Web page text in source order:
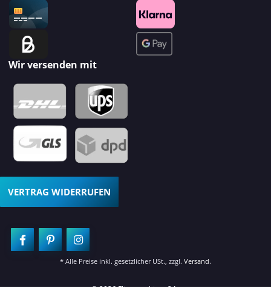
Wir versenden mit
VERTRAG WIDERRUFEN
* Alle Preise inkl. gesetzlicher USt., zzgl. Versand.
© 2026 Fliesenschiene24